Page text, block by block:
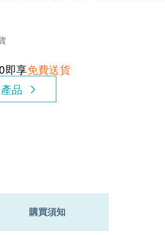
即享免費送貨
品
購買須知